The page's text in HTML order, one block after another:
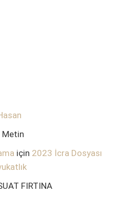
Metin
için 2023 İcra Dosyası
FIRTINA